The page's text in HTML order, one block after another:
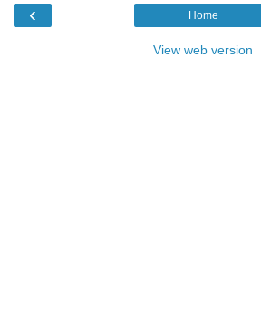
‹ Home
View web version